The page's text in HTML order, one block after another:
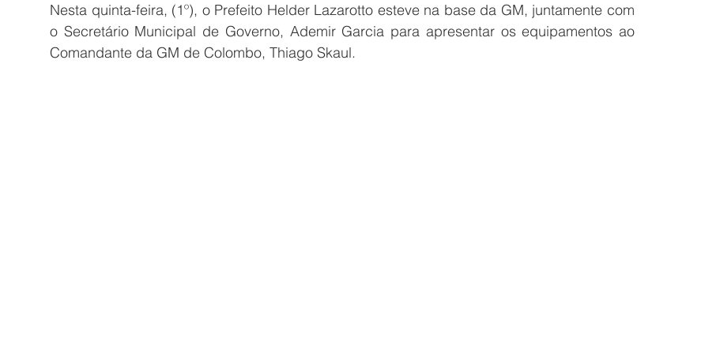
Nesta quinta-feira, (1º), o Prefeito Helder Lazarotto esteve na base da GM, juntamente com
o Secretário Municipal de Governo, Ademir Garcia para apresentar os equipamentos ao
Comandante da GM de Colombo, Thiago Skaul.